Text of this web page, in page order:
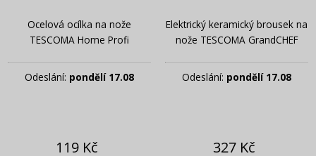
Ocelová ocílka na nože
TESCOMA Home Profi
Odeslání: pondělí 17.08
Elektrický keramický brousek na
nože TESCOMA GrandCHEF
Odeslání: pondělí 17.08
119 Kč 327 Kč